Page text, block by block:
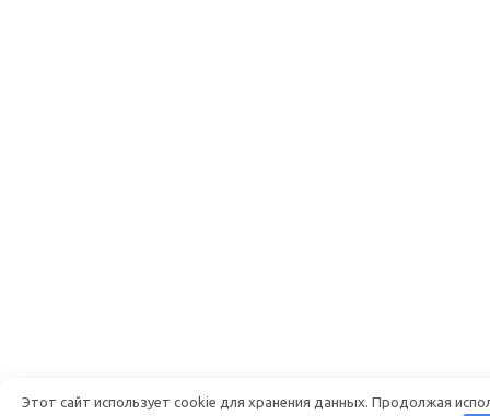
Этот сайт использует cookie для хранения данных. Продолжая